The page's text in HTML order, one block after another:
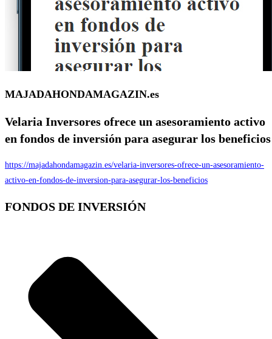
MAJADAHONDAMAGAZIN.es
Velaria Inversores ofrece un asesoramiento activo
en fondos de inversión para asegurar los beneficios
https://majadahondamagazin.es/velaria-inversores-ofrece-un-asesoramiento-
activo-en-fondos-de-inversion-para-asegurar-los-beneficios
FONDOS DE INVERSIÓN